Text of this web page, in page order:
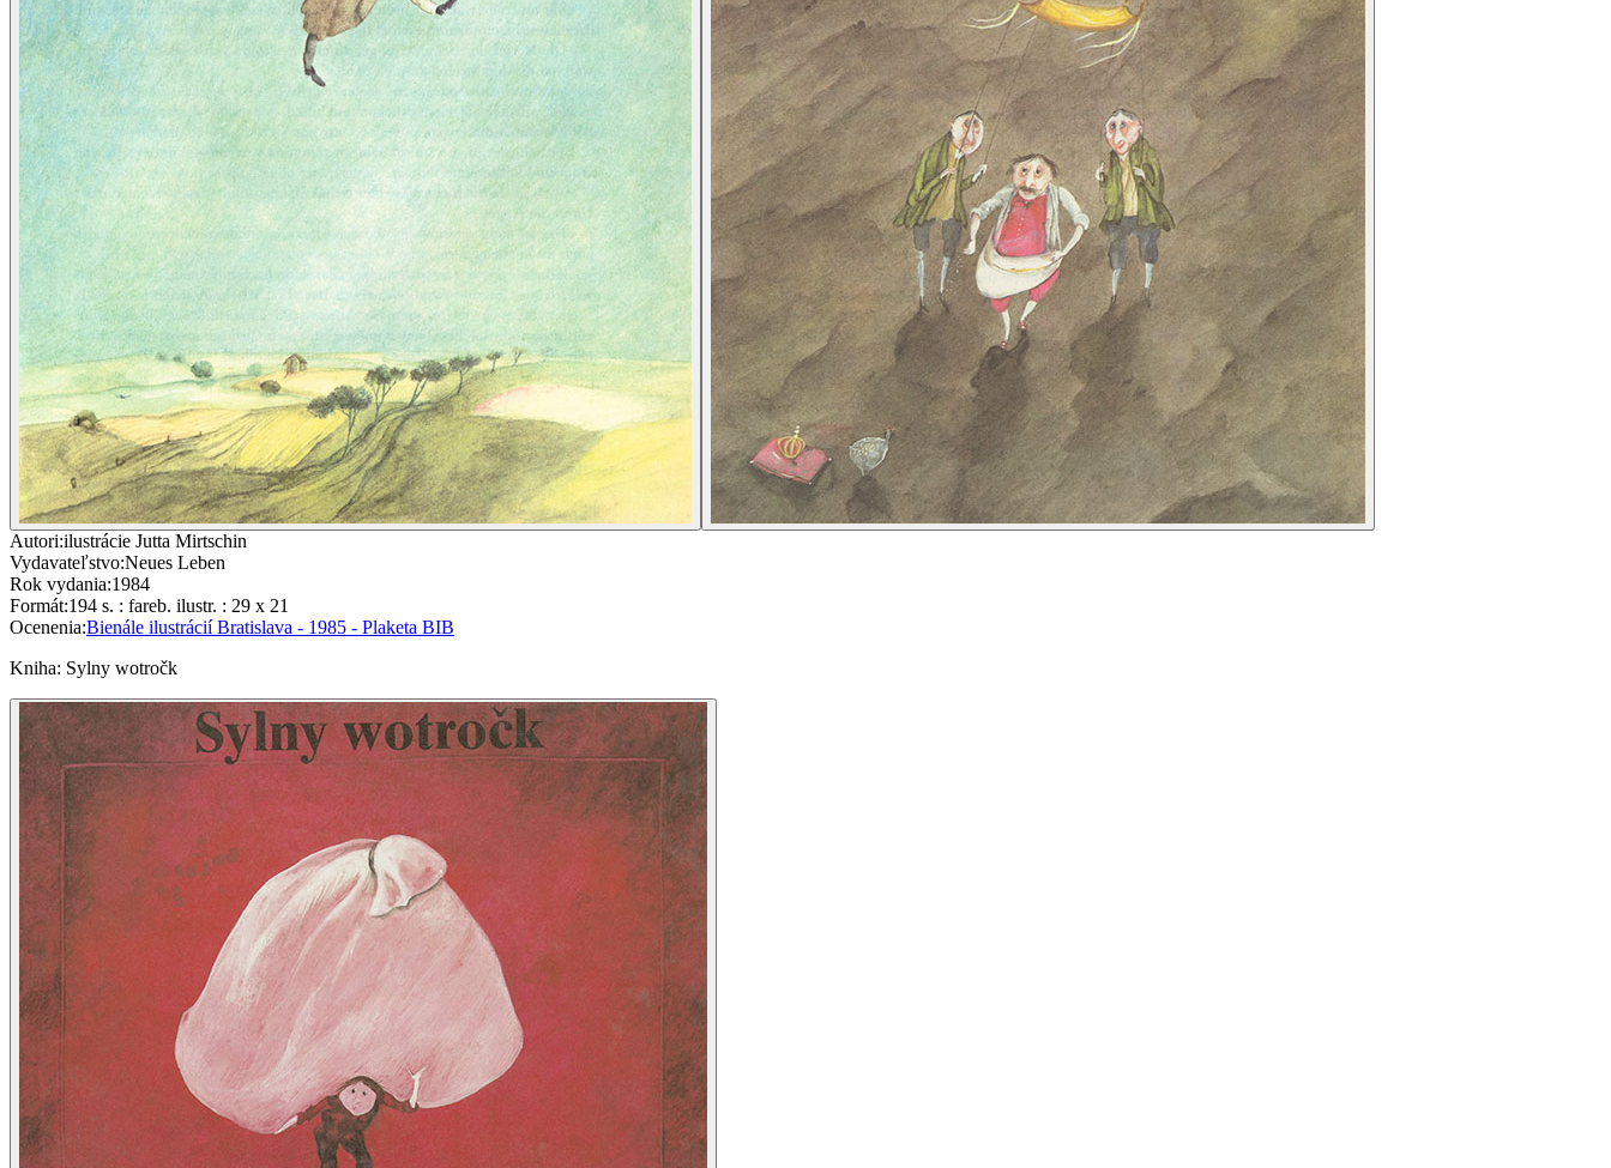
Autori:ilustrácie Jutta Mirtschin
Vydavateľstvo:Neues Leben
Rok vydania:1984
Formát:194 s. : fareb. ilustr. : 29 x 21
Ocenenia:Bienále ilustrácií Bratislava - 1985 - Plaketa BIB
Kniha: Sylny wotročk